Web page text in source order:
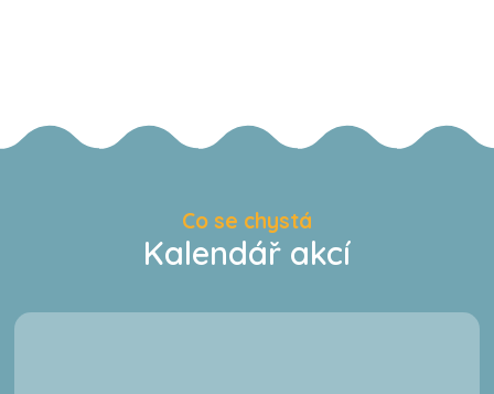
Co se chystá
Kalendář akcí